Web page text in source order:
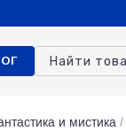
и мистика /